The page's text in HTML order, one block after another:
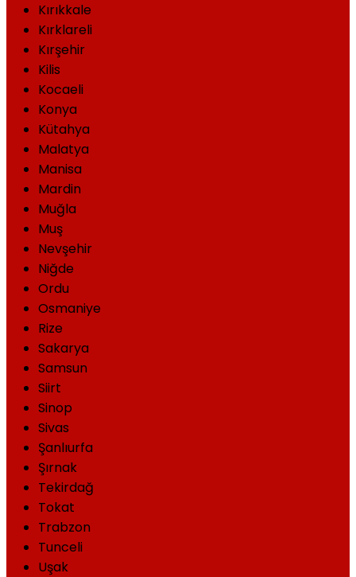
Kırıkkale
Kırklareli
Kırşehir
Kilis
Kocaeli
Konya
Kütahya
Malatya
Manisa
Mardin
Muğla
Muş
Nevşehir
Niğde
Ordu
Osmaniye
Rize
Sakarya
Samsun
Siirt
Sinop
Sivas
Şanlıurfa
Şırnak
Tekirdağ
Tokat
Trabzon
Tunceli
Uşak